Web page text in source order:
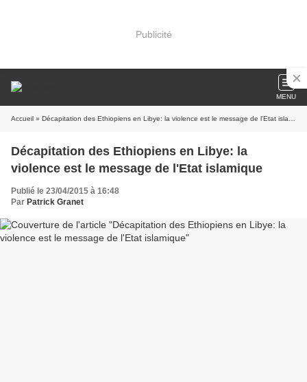
Publicité
MENU
Accueil » Décapitation des Ethiopiens en Libye: la violence est le message de l'Etat islamique
Décapitation des Ethiopiens en Libye: la
violence est le message de l'Etat islamique
Publié le 23/04/2015 à 16:48
Par Patrick Granet